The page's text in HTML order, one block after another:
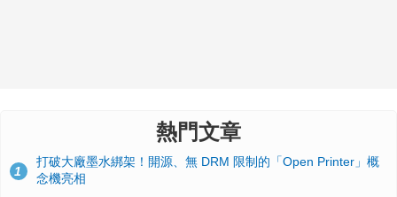
熱門文章
1
打破大廠墨水綁架！開源、無 DRM 限制的「Open Printer」概
念機亮相